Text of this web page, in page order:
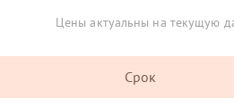
Цены актуальны на текущую
Срок